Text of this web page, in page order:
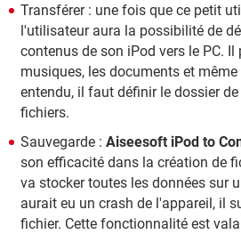
Transférer : une fois que ce petit
l'utilisateur aura la possibilité de
contenus de son iPod vers le PC. Il
musiques, les documents et
entendu, il faut définir le dossier
fichiers.
Sauvegarde : Aiseesoft iPod to
son efficacité dans la création de
va stocker toutes les données sur
aurait eu un crash de l'appareil, il
fichier. Cette fonctionnalité est